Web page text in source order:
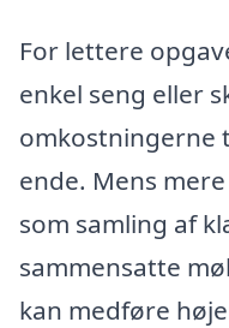
For lettere
enkel seng eller
omkostningerne
ende. Mens
som samling af
sammensatte
kan medføre